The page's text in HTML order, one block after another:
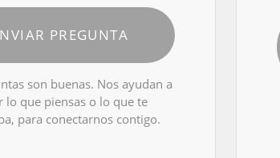
PREGUNTA
son buenas. Nos ayudan a
lo que piensas o lo que te
para conectarnos contigo.